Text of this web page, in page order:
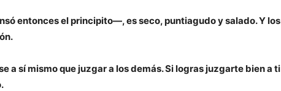
entonces el principito—, es seco, puntiagudo y salado. Y los
a sí mismo que juzgar a los demás. Si logras juzgarte bien a ti